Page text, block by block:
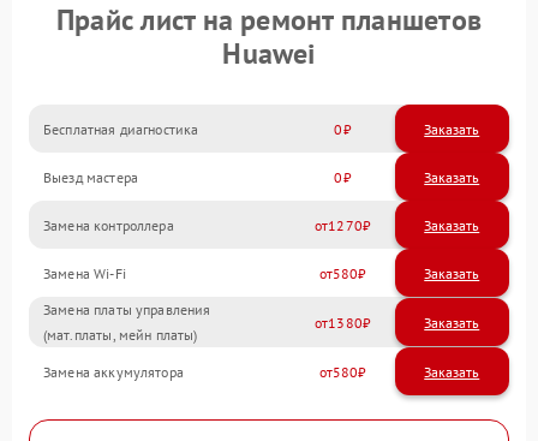
Прайс лист на ремонт планшетов
Huawei
Бесплатная диагностика 0 Заказать
Выезд мастера 0 Заказать
Замена контроллера 1270
Замена Wi-Fi 580
Замена платы управления
(мат.платы, мейн платы)
1380
Замена аккумулятора 580